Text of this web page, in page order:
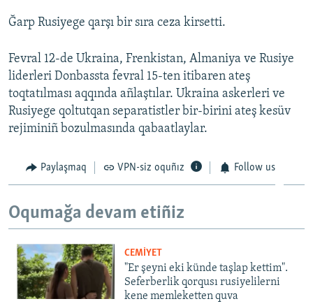
Ğarp Rusiyege qarşı bir sıra ceza kirsetti.
Fevral 12-de Ukraina, Frenkistan, Almaniya ve Rusiye
liderleri Donbassta fevral 15-ten itibaren ateş
toqtatılması aqqında añlaştılar. Ukraina askerleri ve
Rusiyege qoltutqan separatistler bir-birini ateş kesüv
rejiminiñ bozulmasında qabaatlaylar.
Paylaşmaq VPN-siz oquñız Follow us
Oqumağa devam etiñiz
CEMİYET
"Er şeyni eki künde taşlap kettim".
Seferberlik qorqusı rusiyelilerni
kene memleketten quva